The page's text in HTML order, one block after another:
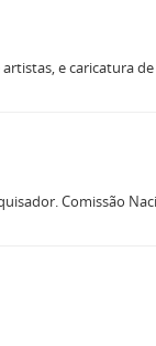
e caricatura
Comissão